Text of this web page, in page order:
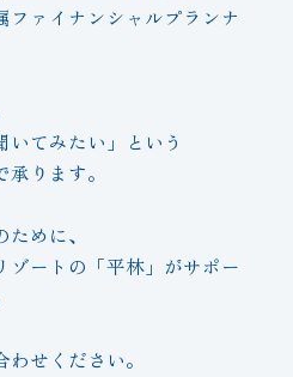
ファイナンシャルプランナ
いてみたい」という
ります。
めに、
ゾートの「平林」がサポー
せください。